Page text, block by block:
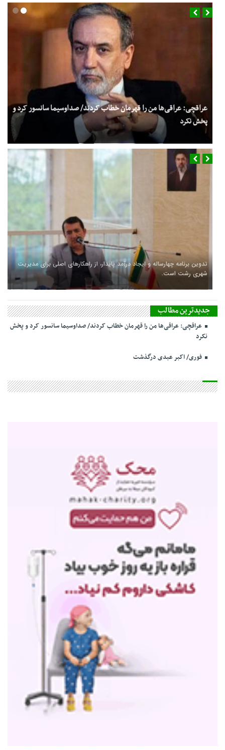
فوری/ اکبر عبدی درگذشت
سفر شهردار و رئیس شورای شهر رشت به کشور چین
جدیدترین مطالب
عراقچی: عراقی‌ها من را قهرمان خطاب کردند/ صداوسیما سانسور کرد و پخش
نکرد
فوری/ اکبر عبدی درگذشت